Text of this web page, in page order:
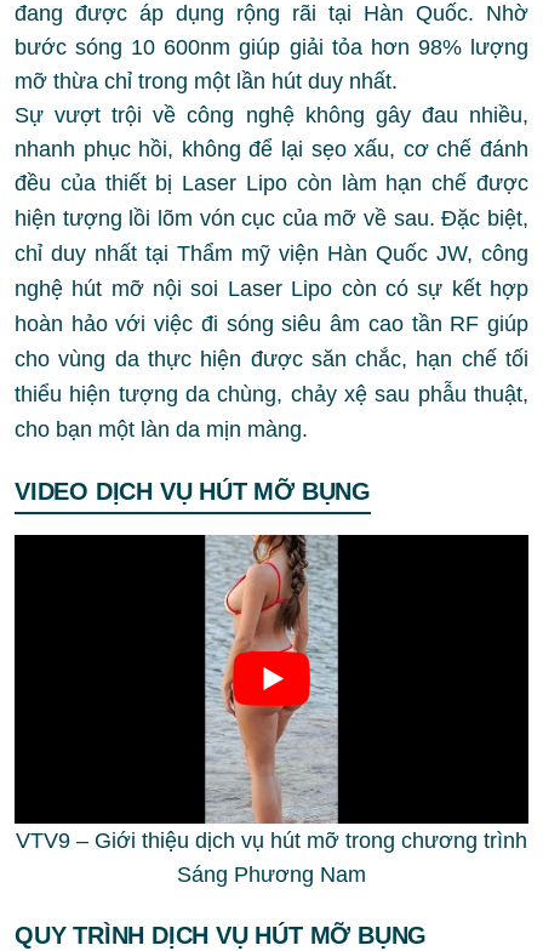
đang được áp dụng rộng rãi tại Hàn Quốc. Nhờ
bước sóng 10 600nm giúp giải tỏa hơn 98% lượng
mỡ thừa chỉ trong một lần hút duy nhất.
Sự vượt trội về công nghệ không gây đau nhiều,
nhanh phục hồi, không để lại sẹo xấu, cơ chế đánh
đều của thiết bị Laser Lipo còn làm hạnchế được
hiện tượng lồi lõm vón cục của mỡ về sau. Đặc biệt,
chỉ duy nhất tại Thẩm mỹ viện Hàn Quốc JW, công
nghệ hút mỡ nội soi Laser Lipo còn có sự kết hợp
hoàn hảo với việc đi sóng siêu âm cao tần RF giúp
cho vùng da thực hiện được săn chắc, hạn chế tối
thiểu hiện tượng da chùng, chảy xệ sau phẫu thuật,
cho bạn một làn da mịn màng.
VIDEO DỊCH VỤ HÚT MỠ BỤNG
VTV9 – Giới thiệu dịch vụ hút mỡ trong chương trình
Sáng Phương Nam
QUY TRÌNH DỊCH VỤ HÚT MỠ BỤNG